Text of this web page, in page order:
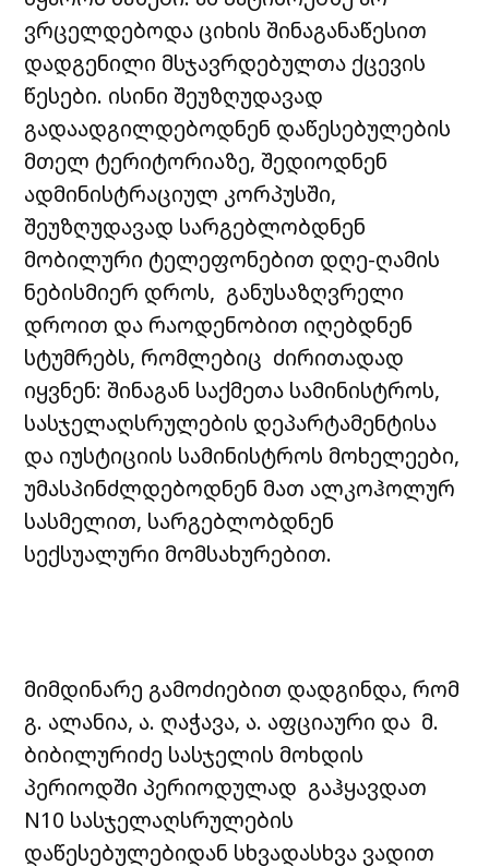
ვრცელდებოდა ციხის შინაგანაწესით
დადგენილი მსჯავრდებულთა ქცევის
წესები. ისინი შეუზღუდავად
გადაადგილდებოდნენ დაწესებულების
მთელ ტერიტორიაზე, შედიოდნენ
ადმინისტრაციულ კორპუსში,
შეუზღუდავად სარგებლობდნენ
მობილური ტელეფონებით დღე-ღამის
ნებისმიერ დროს, განუსაზღვრელი
დროით და რაოდენობით იღებდნენ
სტუმრებს, რომლებიც ძირითადად
იყვნენ: შინაგან საქმეთა სამინისტროს,
სასჯელაღსრულების დეპარტამენტისა
და იუსტიციის სამინისტროს მოხელეები,
უმასპინძლდებოდნენ მათ ალკოჰოლურ
სასმელით, სარგებლობდნენ
სექსუალური მომსახურებით.
მიმდინარე გამოძიებით დადგინდა, რომ
გ. ალანია, ა. ღაჭავა, ა. აფციაური და მ.
ბიბილურიძე სასჯელის მოხდის
პერიოდში პერიოდულად გაჰყავდათ
N10 სასჯელაღსრულების
დაწესებულებიდან სხვადასხვა ვადით